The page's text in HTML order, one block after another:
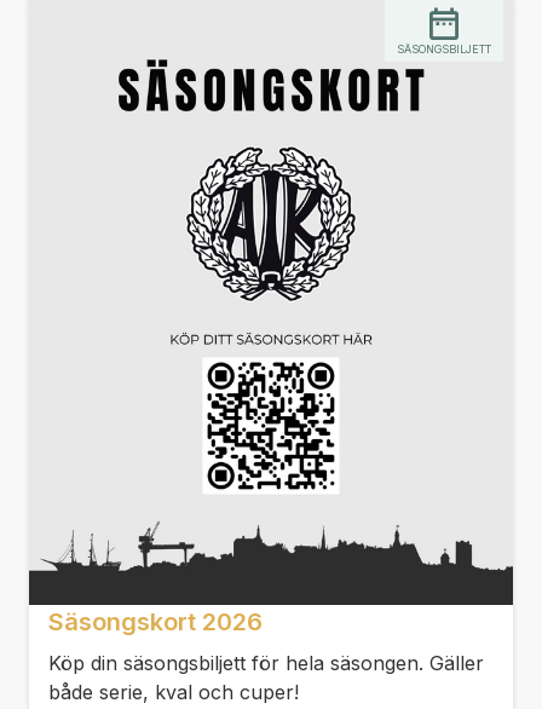
Säsongskort 2026
Köp din säsongsbiljett för hela säsongen. Gäller
både serie, kval och cuper!
SÄSONGSBILJETT